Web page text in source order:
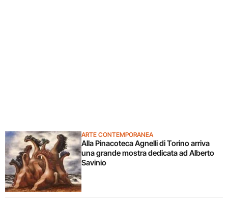
ARTE CONTEMPORANEA
Alla Pinacoteca Agnelli di Torino arriva
una grande mostra dedicata ad Alberto
Savinio